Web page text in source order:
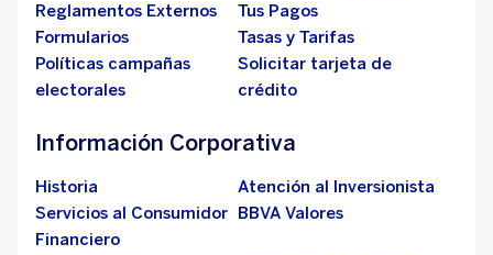
Reglamentos Externos
Tus Pagos
Formularios
Tasas y Tarifas
Políticas campañas
electorales
Solicitar tarjeta de
crédito
Información Corporativa
Historia
Atención al Inversionista
Servicios al Consumidor
Financiero
BBVA Valores